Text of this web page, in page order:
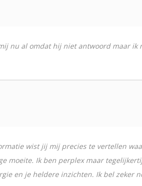
nu al omdat hij niet antwoord maar ik
wist jij mij precies te vertellen
moeite. Ik ben perplex maar
en je heldere inzichten. Ik bel zeker